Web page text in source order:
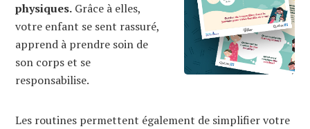
physiques. Grâce à elles,
votre enfant se sent rassuré,
apprend à prendre soin de
son corps et se
responsabilise.
Les routines permettent également de simplifier votre